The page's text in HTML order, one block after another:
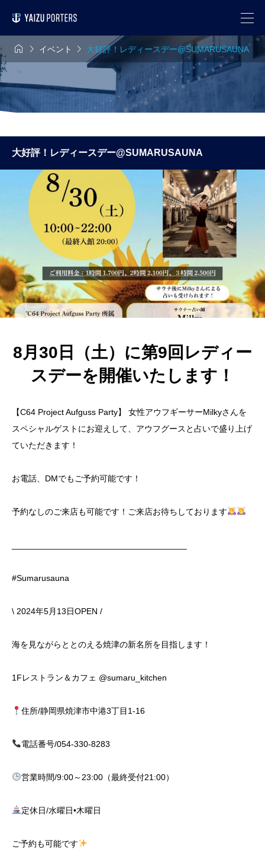
  イベント  大好評！レディースデー@SUMARUSAUNA
大好評！レディースデー@SUMARUSAUNA
8月30日（土）に第9回レディー
スデーを開催いたします！
【C64 Project Aufguss Party】 女性アウフギーサーMilkyさんを
スペシャルゲストにお迎えして、アウフグースと占いで盛り上げ
ていただきます！
お電話、DMでもご予約可能です！
予約なしのご来店も可能です！ご来店お待ちしております
#Sumarusauna
\ 2024年5月13日OPEN /
海を見ながらととのえる焼津の新名所を目指します！
1Fレストラン＆カフェ @sumaru_kitchen
住所/静岡県焼津市中港3丁目1-16
電話番号/054-330-8283
営業時間/9:00～23:00（最終受付21:00）
定休日/水曜日•木曜日
ご予約も可能です